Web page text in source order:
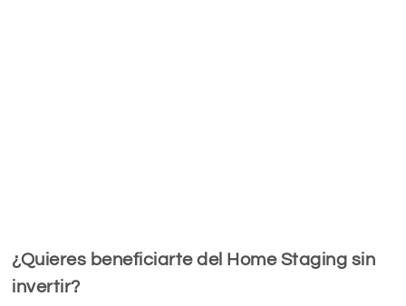
¿Quieres beneficiarte del Home Staging sin
invertir?